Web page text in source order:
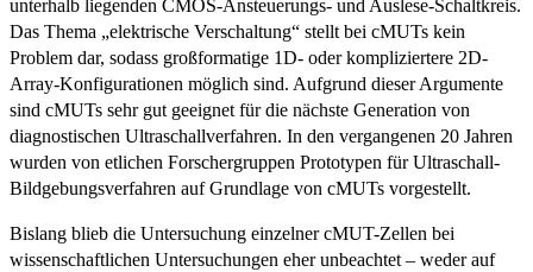
unterhalb liegenden CMOS-Ansteuerungs- und Auslese-Schaltkreis.
Das Thema „elektrische Verschaltung“ stellt bei cMUTs kein
Problem dar, sodass großformatige 1D- oder kompliziertere 2D-
Array-Konfigurationen möglich sind. Aufgrund dieser Argumente
sind cMUTs sehr gut geeignet für die nächste Generation von
diagnostischen Ultraschallverfahren. In den vergangenen 20 Jahren
wurden von etlichen Forschergruppen Prototypen für Ultraschall-
Bildgebungsverfahren auf Grundlage von cMUTs vorgestellt.
Bislang blieb die Untersuchung einzelner cMUT-Zellen bei
wissenschaftlichen Untersuchungen eher unbeachtet – weder auf